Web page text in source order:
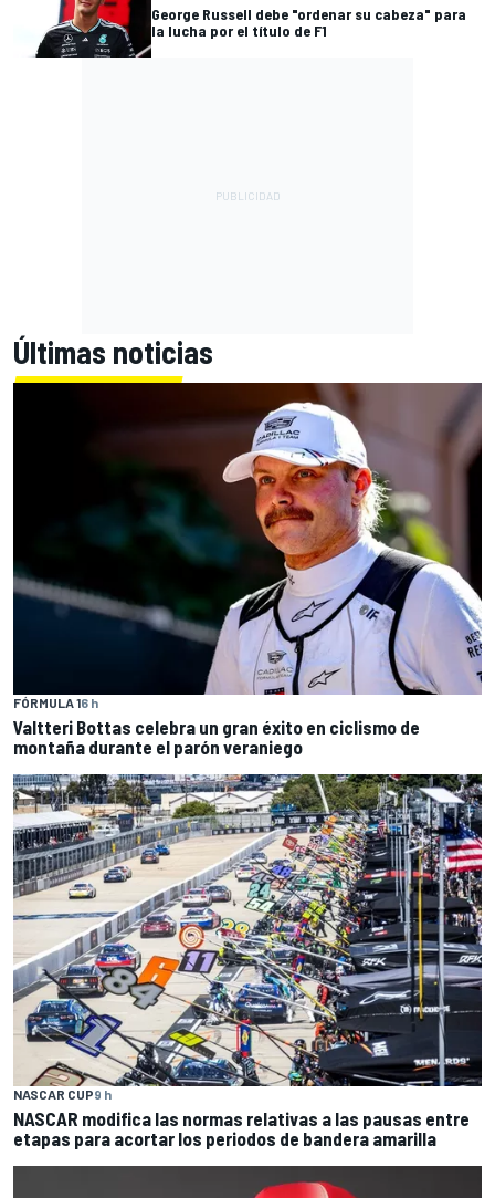
George Russell debe "ordenar su cabeza" para
la lucha por el título de F1
Últimas noticias
FÓRMULA 16 h
Valtteri Bottas celebra un gran éxito en ciclismo de
montaña durante el parón veraniego
NASCAR CUP9 h
NASCAR modifica las normas relativas a las pausas entre
etapas para acortar los periodos de bandera amarilla